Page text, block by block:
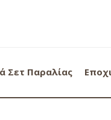
Σετ Παραλίας